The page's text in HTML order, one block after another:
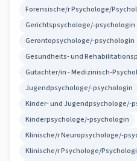
Forensische/r Psychologe/
Gerichtspsychologe/-psychologin
Gerontopsychologe/-psychologin
Gesundheits- und
Gutachter/in - Medizinisch-
Jugendpsychologe/-psychologin
Kinder- und Jugendpsychologe/-
Kinderpsychologe/-psychologin
Klinische/r Neuropsychologe/-
Klinische/r Psychologe/